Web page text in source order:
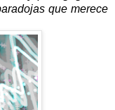
que merece